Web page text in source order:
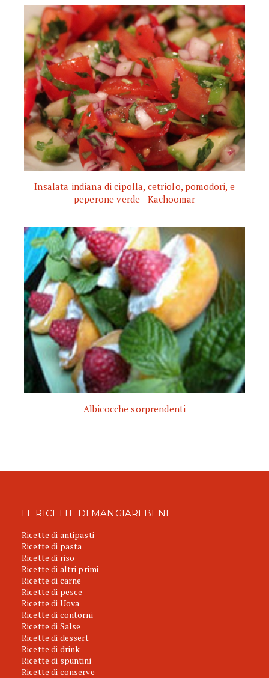
Insalata indiana di cipolla, cetriolo, pomodori, e
peperone verde - Kachoomar
Albicocche sorprendenti
LE RICETTE DI MANGIAREBENE
Ricette di antipasti
Ricette di pasta
Ricette di riso
Ricette di altri primi
Ricette di carne
Ricette di pesce
Ricette di Uova
Ricette di contorni
Ricette di Salse
Ricette di dessert
Ricette di drink
Ricette di spuntini
Ricette di conserve